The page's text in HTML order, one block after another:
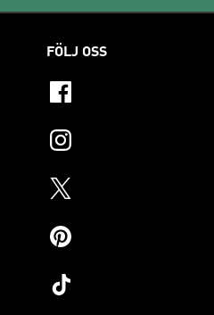
FÖLJ OSS